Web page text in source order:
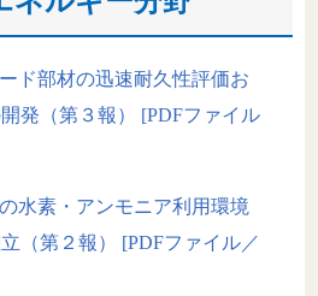
ド部材の迅速耐久性評価お
発（第３報） [PDFファイル
水素・アンモニア利用環境
（第２報） [PDFファイル／